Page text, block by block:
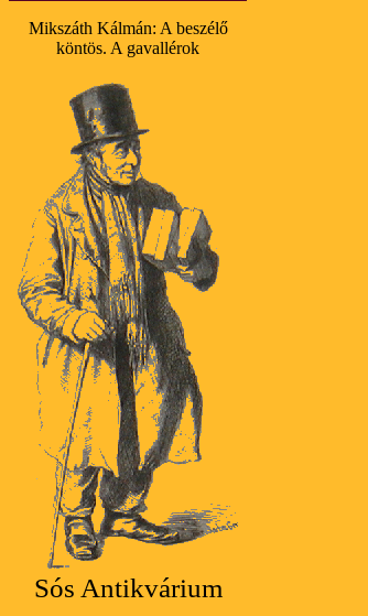
Mikszáth Kálmán: A beszélő
köntös. A gavallérok
Sós Antikvárium